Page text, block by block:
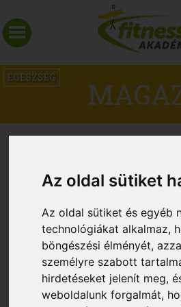
Az oldal sütiket
Az oldal sütiket és egyéb
technológiákat alkalmaz,
böngészési élményét,
személyre szabott
hirdetéseket jelenít meg,
weboldalunk forgalmát,
EGÉSZSÉG
Az edzés segíthet a